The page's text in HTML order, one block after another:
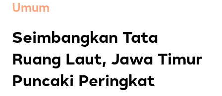
Umum
Seimbangkan Tata
Ruang Laut, Jawa Timur
Puncaki Peringkat